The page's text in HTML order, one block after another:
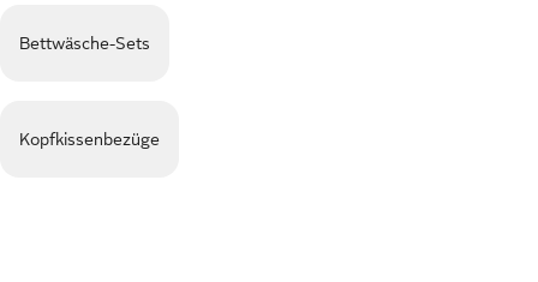
Bettwäsche-Sets
Kopfkissenbezüge